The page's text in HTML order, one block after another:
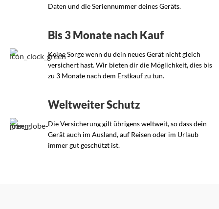
Daten und die Seriennummer deines Geräts.
Bis 3 Monate nach Kauf
Keine Sorge wenn du dein neues Gerät nicht gleich
versichert hast. Wir bieten dir die Möglichkeit, dies bis
zu 3 Monate nach dem Erstkauf zu tun.
Weltweiter Schutz
Die Versicherung gilt übrigens weltweit, so dass dein
Gerät auch im Ausland, auf Reisen oder im Urlaub
immer gut geschützt ist.